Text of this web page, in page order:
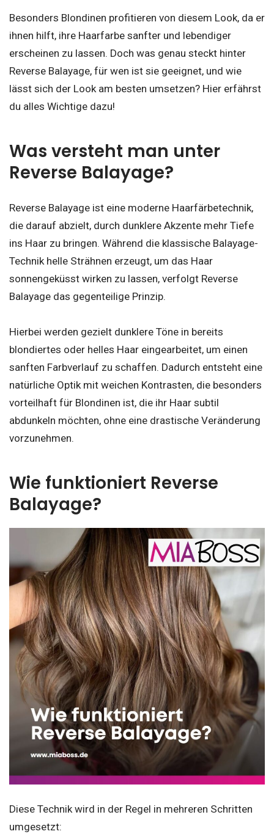
Besonders Blondinen profitieren von diesem Look, da er
ihnen hilft, ihre Haarfarbe sanfter und lebendiger
erscheinen zu lassen. Doch was genau steckt hinter
Reverse Balayage, für wen ist sie geeignet, und wie
lässt sich der Look am besten umsetzen? Hier erfährst
du alles Wichtige dazu!
Was versteht man unter
Reverse Balayage?
Reverse Balayage ist eine moderne Haarfärbetechnik,
die darauf abzielt, durch dunklere Akzente mehr Tiefe
ins Haar zu bringen. Während die klassische Balayage-
Technik helle Strähnen erzeugt, um das Haar
sonnengeküsst wirken zu lassen, verfolgt Reverse
Balayage das gegenteilige Prinzip.
Hierbei werden gezielt dunklere Töne in bereits
blondiertes oder helles Haar eingearbeitet, um einen
sanften Farbverlauf zu schaffen. Dadurch entsteht eine
natürliche Optik mit weichen Kontrasten, die besonders
vorteilhaft für Blondinen ist, die ihr Haar subtil
abdunkeln möchten, ohne eine drastische Veränderung
vorzunehmen.
Wie funktioniert Reverse
Balayage?
Diese Technik wird in der Regel in mehreren Schritten
umgesetzt: